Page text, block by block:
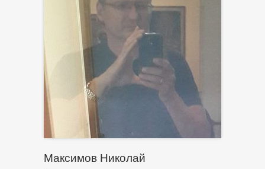
Максимов Николай